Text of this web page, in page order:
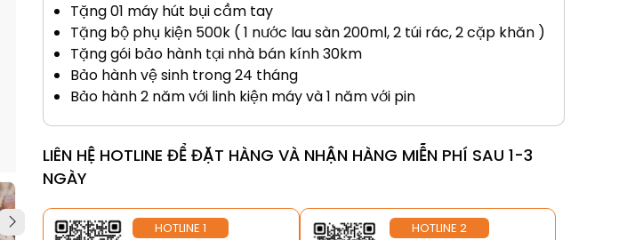
Tặng 01 máy hút bụi cầm tay
Tặng bộ phụ kiện 500k ( 1 nước lau sàn 200ml, 2 túi rác, 2 cặp khăn )
Tặng gói bảo hành tại nhà bán kính 30km
Bảo hành vệ sinh trong 24 tháng
Bảo hành 2 năm với linh kiện máy và 1 năm với pin
LIÊN HỆ HOTLINE ĐỂ ĐẶT HÀNG VÀ NHẬN HÀNG MIỄN PHÍ SAU 1-3
NGÀY
HOTLINE 1 HOTLINE 2